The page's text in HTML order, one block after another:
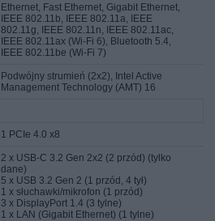
Ethernet, Fast Ethernet, Gigabit Ethernet,
IEEE 802.11b, IEEE 802.11a, IEEE
802.11g, IEEE 802.11n, IEEE 802.11ac,
IEEE 802.11ax (Wi-Fi 6), Bluetooth 5.4,
IEEE 802.11be (Wi-Fi 7)
Podwójny strumień (2x2), Intel Active
Management Technology (AMT) 16
1 PCIe 4.0 x8
2 x USB-C 3.2 Gen 2x2 (2 przód) (tylko
dane)
5 x USB 3.2 Gen 2 (1 przód, 4 tył)
1 x słuchawki/mikrofon (1 przód)
3 x DisplayPort 1.4 (3 tylne)
1 x LAN (Gigabit Ethernet) (1 tylne)